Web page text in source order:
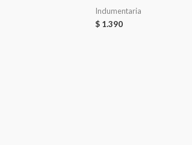
Indumentaria
$1.390